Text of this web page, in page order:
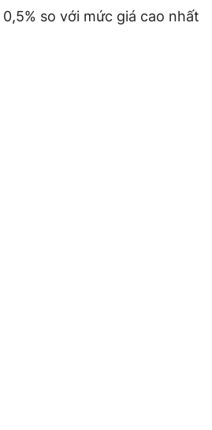
so với mức giá cao nhất